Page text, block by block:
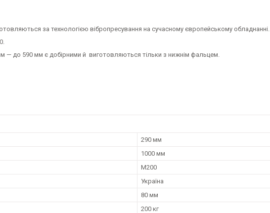
за технологією вібропресування на сучасному європейському обладнанні.
— до 590 мм є добірними й виготовляються тільки з нижнім фальцем.
290 мм
1000 мм
М200
Україна
80 мм
200 кг